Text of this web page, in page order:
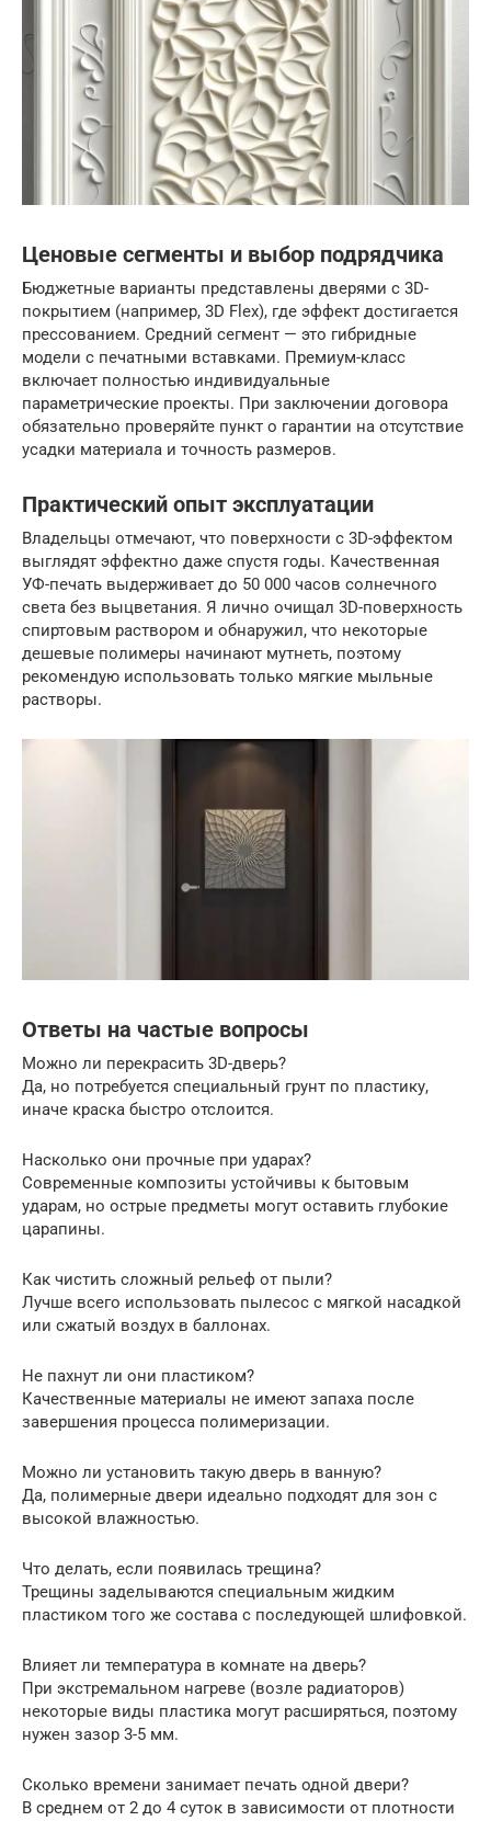
Ценовые сегменты и выбор подрядчика
Бюджетные варианты представлены дверями с 3D-
покрытием (например, 3D Flex), где эффект достигается
прессованием. Средний сегмент — это гибридные
модели с печатными вставками. Премиум-класс
включает полностью индивидуальные
параметрические проекты. При заключении договора
обязательно проверяйте пункт о гарантии на отсутствие
усадки материала и точность размеров.
Практический опыт эксплуатации
Владельцы отмечают, что поверхности с 3D-эффектом
выглядят эффектно даже спустя годы. Качественная
УФ-печать выдерживает до 50 000 часов солнечного
света без выцветания. Я лично очищал 3D-поверхность
спиртовым раствором и обнаружил, что некоторые
дешевые полимеры начинают мутнеть, поэтому
рекомендую использовать только мягкие мыльные
растворы.
Ответы на частые вопросы
Можно ли перекрасить 3D-дверь?
Да, но потребуется специальный грунт по пластику,
иначе краска быстро отслоится.
Насколько они прочные при ударах?
Современные композиты устойчивы к бытовым
ударам, но острые предметы могут оставить глубокие
царапины.
Как чистить сложный рельеф от пыли?
Лучше всего использовать пылесос с мягкой насадкой
или сжатый воздух в баллонах.
Не пахнут ли они пластиком?
Качественные материалы не имеют запаха после
завершения процесса полимеризации.
Можно ли установить такую дверь в ванную?
Да, полимерные двери идеально подходят для зон с
высокой влажностью.
Что делать, если появилась трещина?
Трещины заделываются специальным жидким
пластиком того же состава с последующей шлифовкой.
Влияет ли температура в комнате на дверь?
При экстремальном нагреве (возле радиаторов)
некоторые виды пластика могут расширяться, поэтому
нужен зазор 3-5 мм.
Сколько времени занимает печать одной двери?
В среднем от 2 до 4 суток в зависимости от плотности